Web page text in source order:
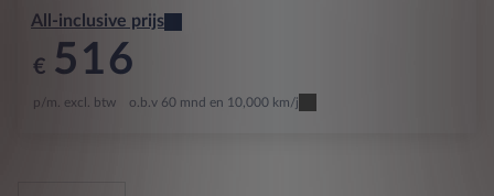
All-inclusive prijs
€ 516
p/m. excl. btw o.b.v 60 mnd en 10,000 km/j